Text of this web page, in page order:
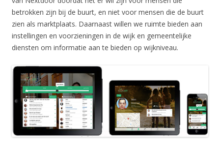
betrokken zijn bij de buurt, en niet voor mensen die de buurt
zien als marktplaats. Daarnaast willen we ruimte bieden aan
instellingen en voorzieningen in de wijk en gemeentelijke
diensten om informatie aan te bieden op wijkniveau.